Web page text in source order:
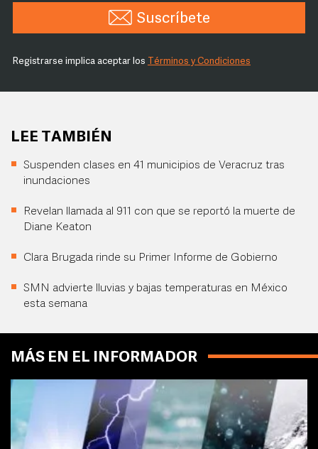
Suscríbete
Registrarse implica aceptar los Términos y Condiciones
LEE TAMBIÉN
Suspenden clases en 41 municipios de Veracruz tras
inundaciones
Revelan llamada al 911 con que se reportó la muerte de
Diane Keaton
Clara Brugada rinde su Primer Informe de Gobierno
SMN advierte lluvias y bajas temperaturas en México
esta semana
MÁS EN EL INFORMADOR